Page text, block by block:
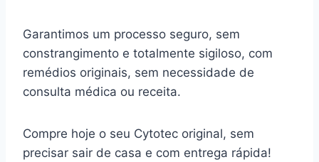
Garantimos um processo seguro, sem
constrangimento e totalmente sigiloso, com
remédios originais, sem necessidade de
consulta médica ou receita.
Compre hoje o seu Cytotec original, sem
precisar sair de casa e com entrega rápida!